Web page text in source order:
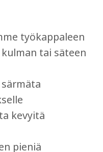
työkappaleen
tai säteen
kevyitä
pieniä